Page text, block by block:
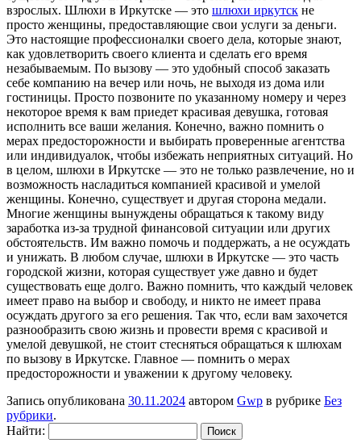
взрослых. Шлюхи в Иркутске — это шлюхи иркутск не
просто женщины, предоставляющие свои услуги за деньги.
Это настоящие профессионалки своего дела, которые знают,
как удовлетворить своего клиента и сделать его время
незабываемым. По вызову — это удобный способ заказать
себе компанию на вечер или ночь, не выходя из дома или
гостиницы. Просто позвоните по указанному номеру и через
некоторое время к вам приедет красивая девушка, готовая
исполнить все ваши желания. Конечно, важно помнить о
мерах предосторожности и выбирать проверенные агентства
или индивидуалок, чтобы избежать неприятных ситуаций. Но
в целом, шлюхи в Иркутске — это не только развлечение, но и
возможность насладиться компанией красивой и умелой
женщины. Конечно, существует и другая сторона медали.
Многие женщины вынуждены обращаться к такому виду
заработка из-за трудной финансовой ситуации или других
обстоятельств. Им важно помочь и поддержать, а не осуждать
и унижать. В любом случае, шлюхи в Иркутске — это часть
городской жизни, которая существует уже давно и будет
существовать еще долго. Важно помнить, что каждый человек
имеет право на выбор и свободу, и никто не имеет права
осуждать другого за его решения. Так что, если вам захочется
разнообразить свою жизнь и провести время с красивой и
умелой девушкой, не стоит стесняться обращаться к шлюхам
по вызову в Иркутске. Главное — помнить о мерах
предосторожности и уважении к другому человеку.
Запись опубликована 30.11.2024 автором Gwp в рубрике Без
рубрики.
Найти: